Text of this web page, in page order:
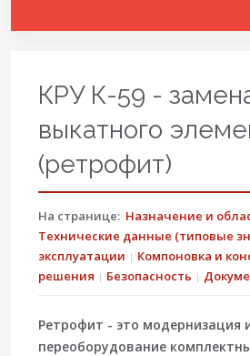
КРУ К-59 -
выкатного
(ретрофит)
На странице: Назначение и
Технические данные (типовые
эксплуатации
Компоновка и
решения
Безопасность
Ретрофит - это модернизация
переоборудование